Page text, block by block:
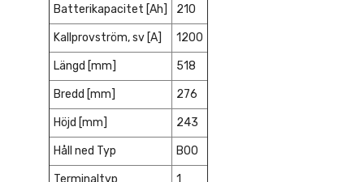
Batterikapacitet [Ah] 210
Kallprovström, sv [A] 1200
Längd [mm] 518
Bredd [mm] 276
Höjd [mm] 243
Håll ned Typ B00
Terminaltyp 1